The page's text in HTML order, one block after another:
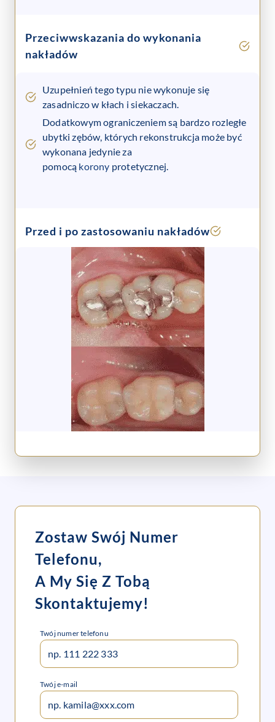
Przeciwwskazania do wykonania
nakładów
Uzupełnień tego typu nie wykonuje się
zasadniczo w kłach i siekaczach.
Dodatkowym ograniczeniem są bardzo rozległe
ubytki zębów, których rekonstrukcja może być
wykonana jedynie za
pomocą korony protetycznej.
Przed i po zastosowaniu nakładów
Zostaw Swój Numer
Telefonu,
A My Się Z Tobą
Skontaktujemy!
Twój numer telefonu
Twój e-mail